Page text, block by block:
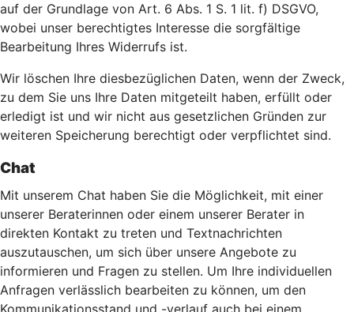
auf der Grundlage von Art. 6 Abs. 1 S. 1 lit. f) DSGVO,
wobei unser berechtigtes Interesse die sorgfältige
Bearbeitung Ihres Widerrufs ist.
Wir löschen Ihre diesbezüglichen Daten, wenn der Zweck,
zu dem Sie uns Ihre Daten mitgeteilt haben, erfüllt oder
erledigt ist und wir nicht aus gesetzlichen Gründen zur
weiteren Speicherung berechtigt oder verpflichtet sind.
Chat
Mit unserem Chat haben Sie die Möglichkeit, mit einer
unserer Beraterinnen oder einem unserer Berater in
direkten Kontakt zu treten und Textnachrichten
auszutauschen, um sich über unsere Angebote zu
informieren und Fragen zu stellen. Um Ihre individuellen
Anfragen verlässlich bearbeiten zu können, um den
Kommunikationsstand und -verlauf auch bei einem